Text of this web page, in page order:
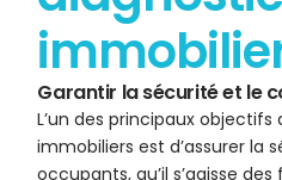
Garantir la sécurité et le
L’un des principaux objectifs
immobiliers est d’assurer la
occupants, qu’il s’agisse